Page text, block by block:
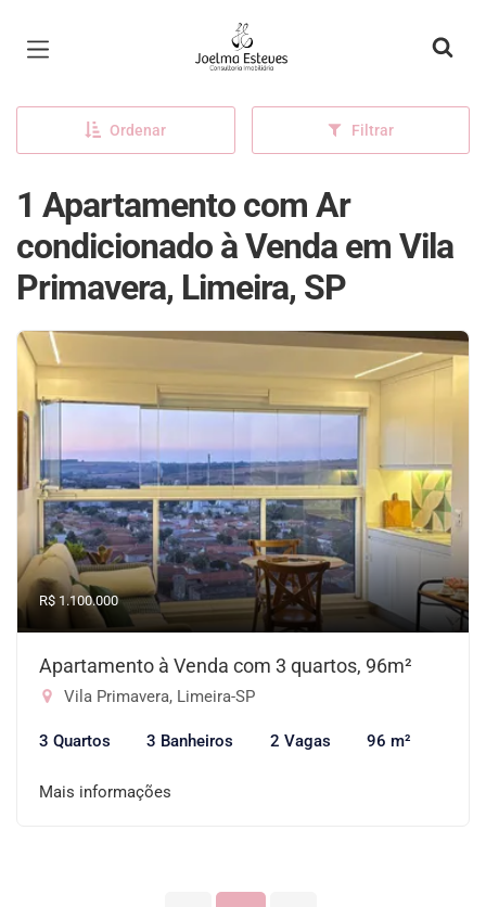
Página inicial
Ordenar Filtrar
1 Apartamento com Ar
condicionado à Venda em Vila
Primavera, Limeira, SP
R$ 1.100.000
Apartamento à Venda com 3 quartos, 96m²
Vila Primavera, Limeira-SP
3 Quartos 3 Banheiros 2 Vagas 96 m²
Mais informações